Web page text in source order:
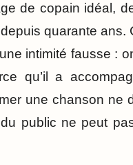
de copain idéal,
quarante ans.
intimité fausse :
qu’il a
une chanson ne
du public ne peut